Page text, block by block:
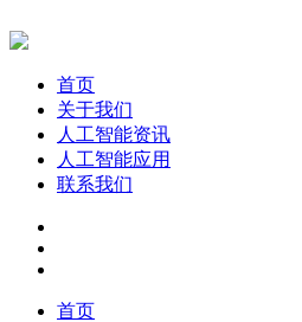
首页
关于我们
人工智能资讯
人工智能应用
联系我们
首页